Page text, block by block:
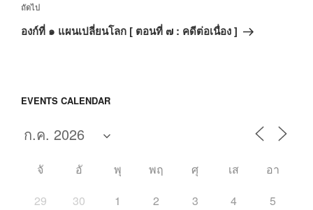
เรื่อง
ถัด
ถัดไป
องก์ที่ ๑ แผนเปลี่ยนโลก [ ตอนที่ ๗ : คดีต่อเนื่อง ]
EVENTS CALENDAR
จั อั พุ พฤ ศุ เส
อา
29
30 1 2 3 4 5